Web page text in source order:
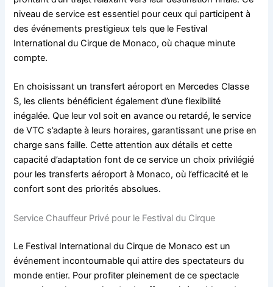
niveau de service est essentiel pour ceux qui participent à
des événements prestigieux tels que le Festival
International du Cirque de Monaco, où chaque minute
compte.
En choisissant un transfert aéroport en Mercedes Classe
S, les clients bénéficient également d’une flexibilité
inégalée. Que leur vol soit en avance ou retardé, le service
de VTC s’adapte à leurs horaires, garantissant une prise en
charge sans faille. Cette attention aux détails et cette
capacité d’adaptation font de ce service un choix privilégié
pour les transferts aéroport à Monaco, où l’efficacité et le
confort sont des priorités absolues.
Service Chauffeur Privé pour le Festival du Cirque
Le Festival International du Cirque de Monaco est un
événement incontournable qui attire des spectateurs du
monde entier. Pour profiter pleinement de ce spectacle